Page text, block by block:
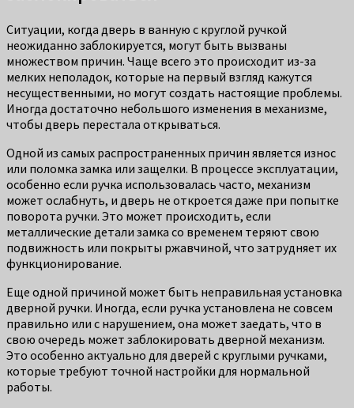
Ситуации, когда дверь в ванную с круглой ручкой
неожиданно заблокируется, могут быть вызваны
множеством причин. Чаще всего это происходит из-за
мелких неполадок, которые на первый взгляд кажутся
несущественными, но могут создать настоящие проблемы.
Иногда достаточно небольшого изменения в механизме,
чтобы дверь перестала открываться.
Одной из самых распространенных причин является износ
или поломка замка или защелки. В процессе эксплуатации,
особенно если ручка использовалась часто, механизм
может ослабнуть, и дверь не откроется даже при попытке
поворота ручки. Это может происходить, если
металлические детали замка со временем теряют свою
подвижность или покрыты ржавчиной, что затрудняет их
функционирование.
Еще одной причиной может быть неправильная установка
дверной ручки. Иногда, если ручка установлена не совсем
правильно или с нарушением, она может заедать, что в
свою очередь может заблокировать дверной механизм.
Это особенно актуально для дверей с круглыми ручками,
которые требуют точной настройки для нормальной
работы.